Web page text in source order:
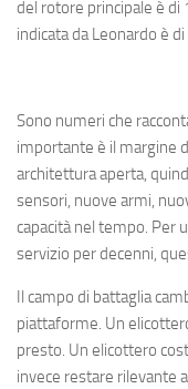
del rotore principale è di
indicata da Leonardo è
Sono numeri che
importante è il margine
architettura aperta,
sensori, nuove armi,
capacità nel tempo. Per
servizio per decenni,
Il campo di battaglia
piattaforme. Un
presto. Un elicottero
invece restare rilevante